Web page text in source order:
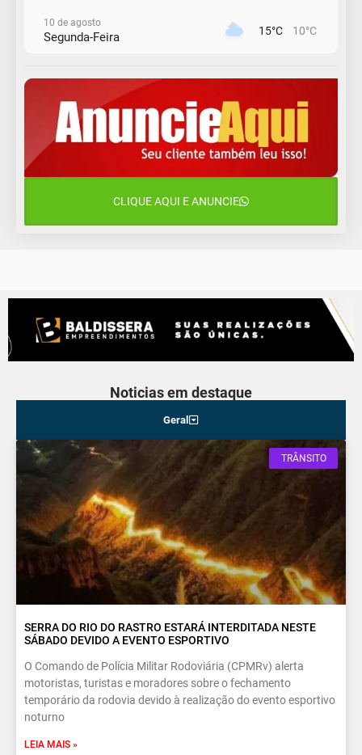
10 de agosto
Segunda-Feira 15°C 10°C
Terça-Feira 13°C 11°C
12 de agosto
Quarta-Feira
CLIQUE AQUI E ANUNCIE
Noticias em destaque
Geral
TRÂNSITO
SERRA DO RIO DO RASTRO ESTARÁ INTERDITADA NESTE
SÁBADO DEVIDO A EVENTO ESPORTIVO
O Comando de Polícia Militar Rodoviária (CPMRv) alerta
motoristas, turistas e moradores sobre o fechamento
temporário da rodovia devido à realização do evento esportivo
noturno
LEIA MAIS »